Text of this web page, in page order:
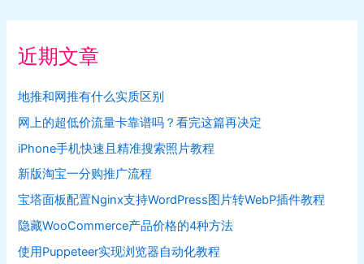
近期文章
地推和网推有什么实质区别
网上的超低价流量卡靠谱吗？看完这篇再决定
iPhone手机快速且精准搜索照片教程
新版淘宝一分购推广流程
宝塔面板配置Nginx支持WordPress图片转WebP插件教程
隐藏WooCommerce产品价格的4种方法
使用Puppeteer实现浏览器自动化教程